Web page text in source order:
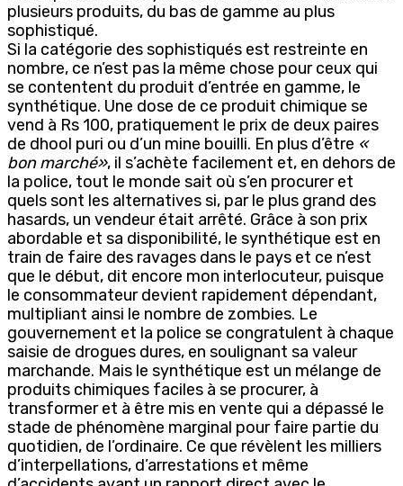
plusieurs produits, du bas de gamme au plus
sophistiqué.
Si la catégorie des sophistiqués est restreinte en
nombre, ce n’est pas la même chose pour ceux qui
se contentent du produit d’entrée en gamme, le
synthétique. Une dose de ce produit chimique se
vend à Rs 100, pratiquement le prix de deux paires
de dhool puri ou d’un mine bouilli. En plus d’être «
bon marché», il s’achète facilement et, en dehors de
la police, tout le monde sait où s’en procurer et
quels sont les alternatives si, par le plus grand des
hasards, un vendeur était arrêté. Grâce à son prix
abordable et sa disponibilité, le synthétique est en
train de faire des ravages dans le pays et ce n’est
que le début, dit encore mon interlocuteur, puisque
le consommateur devient rapidement dépendant,
multipliant ainsi le nombre de zombies. Le
gouvernement et la police se congratulent à chaque
saisie de drogues dures, en soulignant sa valeur
marchande. Mais le synthétique est un mélange de
produits chimiques faciles à se procurer, à
transformer et à être mis en vente qui a dépassé le
stade de phénomène marginal pour faire partie du
quotidien, de l’ordinaire. Ce que révèlent les milliers
d’interpellations, d’arrestations et même